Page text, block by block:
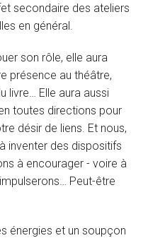
secondaire des ateliers
en général.
son rôle, elle aura
présence au théâtre,
livre… Elle aura aussi
toutes directions pour
désir de liens. Et nous,
inventer des dispositifs
à encourager - voire à
Peut-être
énergies et un soupçon